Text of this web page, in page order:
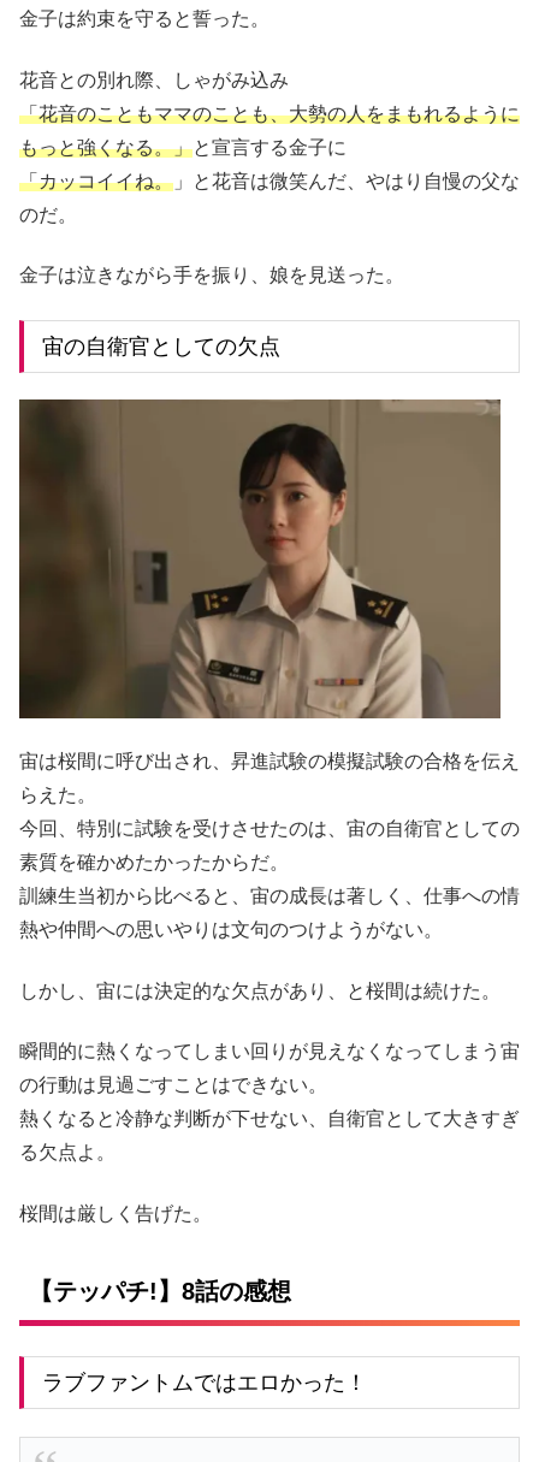
金子は約束を守ると誓った。
花音との別れ際、しゃがみ込み
「花音のこともママのことも、大勢の人をまもれるように
もっと強くなる。」と宣言する金子に
「カッコイイね。 」と花音は微笑んだ、やはり自慢の父な
のだ。
金子は泣きながら手を振り、娘を見送った。
宙の自衛官としての欠点
宙は桜間に呼び出され、昇進試験の模擬試験の合格を伝え
らえた。
今回、特別に試験を受けさせたのは、宙の自衛官としての
素質を確かめたかったからだ。
訓練生当初から比べると、宙の成長は著しく、仕事への情
熱や仲間への思いやりは文句のつけようがない。
しかし、宙には決定的な欠点があり、と桜間は続けた。
瞬間的に熱くなってしまい回りが見えなくなってしまう宙
の行動は見過ごすことはできない。
熱くなると冷静な判断が下せない、自衛官として大きすぎ
る欠点よ。
桜間は厳しく告げた。
【テッパチ!】8話の感想
ラブファントムではエロかった！